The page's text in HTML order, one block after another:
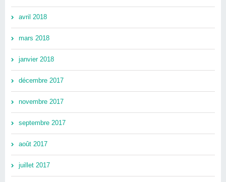
avril 2018
mars 2018
janvier 2018
décembre 2017
novembre 2017
septembre 2017
août 2017
juillet 2017